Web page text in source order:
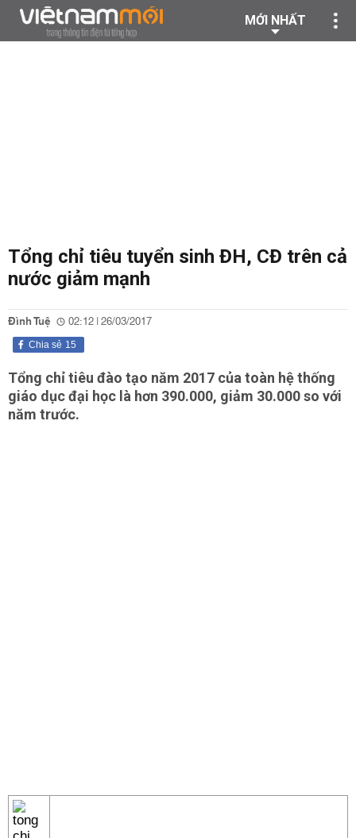
MỚI NHẤT
Tổng chỉ tiêu tuyển sinh ĐH, CĐ trên cả
nước giảm mạnh
Đình Tuệ 02:12 | 26/03/2017
15
Chia sẻ
Tổng chỉ tiêu đào tạo năm 2017 của toàn hệ thống
giáo dục đại học là hơn 390.000, giảm 30.000 so với
năm trước.